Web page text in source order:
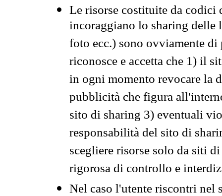
Le risorse costituite da codici
incoraggiano lo sharing
foto ecc.) sono ovviamente
riconosce e accetta che 1) il
in ogni momento revocare la
pubblicità che figura
sito di sharing 3) eventuali
responsabilità del sito di
scegliere risorse solo da siti
rigorosa di controllo e
Nel caso l'utente riscontri nel